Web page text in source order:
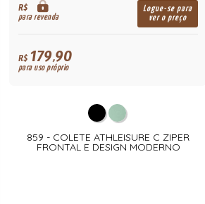
R$
para revenda
Logue-se para
ver o preço
R$179,90
para uso próprio
859 - COLETE ATHLEISURE C ZIPER
FRONTAL E DESIGN MODERNO